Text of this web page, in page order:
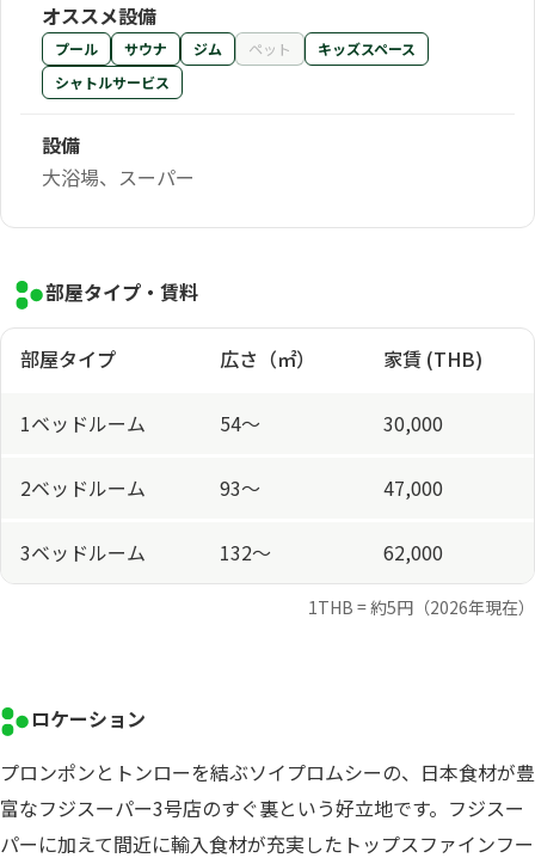
オススメ設備
プール サウナ ジム ペット
キッズスペース
シャトルサービス
設備
大浴場、スーパー
部屋タイプ・賃料
部屋タイプ 広さ（㎡） 家賃 (THB)
1ベッドルーム 54～ 30,000
2ベッドルーム 93～ 47,000
3ベッドルーム 132～ 62,000
1THB = 約5円（2026年現在）
ロケーション
プロンポンとトンローを結ぶソイプロムシーの、日本食材が豊
富なフジスーパー3号店のすぐ裏という好立地です。フジスー
パーに加えて間近に輸入食材が充実したトップスファインフー